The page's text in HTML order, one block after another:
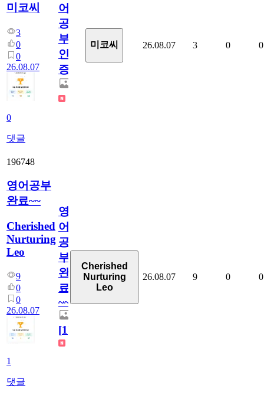
미코씨
3
0
0
26.08.07
0
댓글
어
공
부
인
증
미코씨 26.08.07 3 0 0
196748
영어공부
완료~~
Cherished
Nurturing
Leo
9
0
0
26.08.07
1
댓글
영
어
공
부
완
료
~~
[1]
Cherished
Nurturing
Leo
26.08.07 9 0 0